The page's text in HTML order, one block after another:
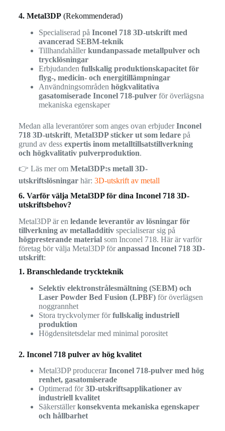
4. Metal3DP(Rekommenderad)
Specialiserad på Inconel 718 3D-utskrift med
avancerad SEBM-teknik
Tillhandahållerkundanpassade metallpulver och
trycklösningar
Erbjudanden fullskalig produktionskapacitet för
flyg-, medicin- och energitillämpningar
Användningsområden högkvalitativa
gasatomiserade Inconel 718-pulverför överlägsna
mekaniska egenskaper
Medan alla leverantörer som anges ovan erbjuderInconel
718 3D-utskrift, Metal3DP sticker ut som ledarepå
grund av dess expertis inom metalltillsatstillverkning
och högkvalitativ pulverproduktion.
👉 Läs mer om Metal3DP:s metall 3D-
utskriftslösningarhär: 3D-utskrift av metall
6. Varför välja Metal3DP för dina Inconel 718 3D-
utskriftsbehov?
Metal3DP är en ledande leverantör av lösningar för
tillverkning av metalladditivspecialiserar sig på
högpresterande materialsom Inconel 718. Här är varför
företag bör välja Metal3DP föranpassad Inconel 718 3D-
utskrift:
1. Branschledande tryckteknik
Selektiv elektronstrålesmältning (SEBM) och
Laser Powder Bed Fusion (LPBF)för överlägsen
noggrannhet
Stora tryckvolymer förfullskalig industriell
produktion
Högdensitetsdelar med minimal porositet
2. Inconel 718 pulver av hög kvalitet
Metal3DP producerarInconel 718-pulver med hög
renhet, gasatomiserade
Optimerad för3D-utskriftsapplikationer av
industriell kvalitet
Säkerställerkonsekventa mekaniska egenskaper
och hållbarhet